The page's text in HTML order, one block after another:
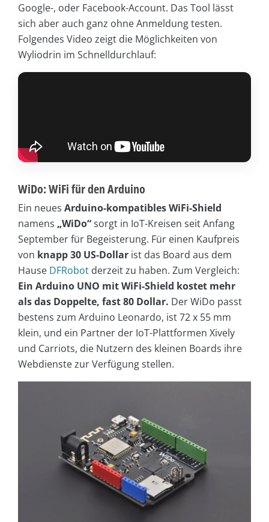
Google-, oder Facebook-Account. Das Tool lässt
sich aber auch ganz ohne Anmeldung testen.
Folgendes Video zeigt die Möglichkeiten von
Wyliodrin im Schnelldurchlauf:
WiDo: WiFi für den Arduino
Ein neues Arduino-kompatibles WiFi-Shield
namens „WiDo“sorgt in IoT-Kreisen seit Anfang
September für Begeisterung. Für einen Kaufpreis
von knapp 30 US-Dollar ist das Board aus dem
Hause DFRobot derzeit zu haben. Zum Vergleich:
Ein Arduino UNO mit WiFi-Shield kostet mehr
als das Doppelte, fast 80 Dollar. Der WiDo passt
bestens zum Arduino Leonardo, ist 72 x 55 mm
klein, und ein Partner der IoT-Plattformen Xively
und Carriots, die Nutzern des kleinen Boards ihre
Webdienste zur Verfügung stellen.